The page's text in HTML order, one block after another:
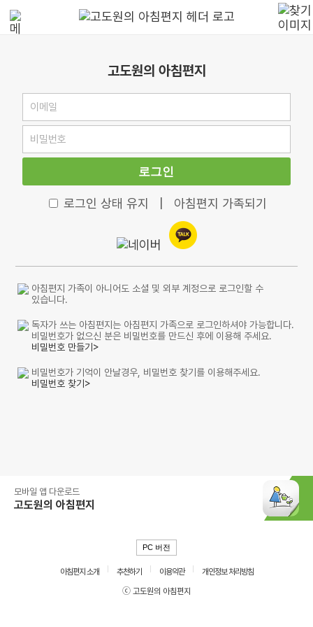
고도원의 아침편지
로그인
로그인 상태 유지 아침편지 가족되기
아침편지 가족이 아니어도 소셜 및 외부 계정으로 로그인할 수
있습니다.
독자가 쓰는 아침편지는 아침편지 가족으로 로그인하셔야 가능합니다.
비밀번호가 없으신 분은 비밀번호를 만드신 후에 이용해 주세요.
비밀번호 만들기>
비밀번호가 기억이 안날경우, 비밀번호 찾기를 이용해주세요.
비밀번호 찾기>
모바일 앱 다운로드
고도원의 아침편지
PC 버전
아침편지 소개 추천하기 이용약관
개인정보 처리방침
ⓒ 고도원의 아침편지